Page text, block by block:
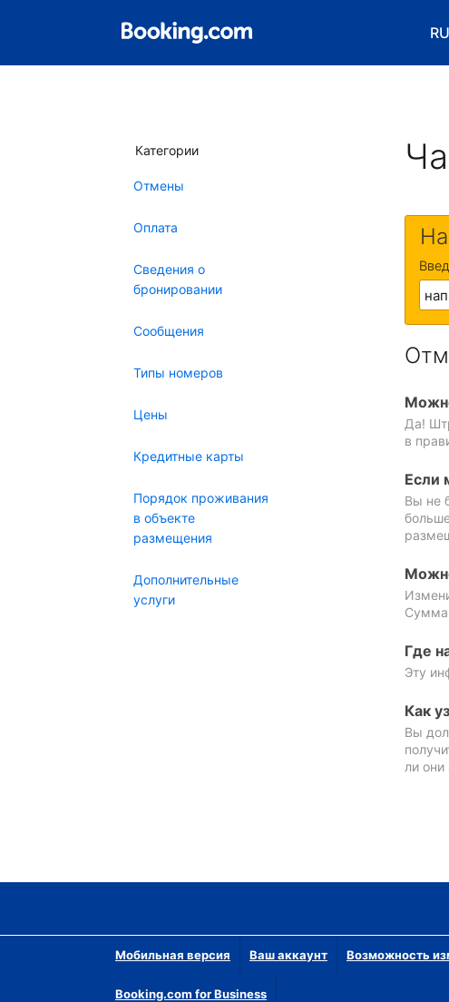
Категории
Отмены
Оплата
Сведения о
бронировании
Сообщения
Типы номеров
Цены
Кредитные карты
Порядок проживания
в объекте
размещения
Дополнительные
услуги
Да!
в
Если
Вы не
Сумма
Где
Эту
Как
Вы
ли они
Мобильная версия Ваш аккаунт Возможность
Booking.com for Business